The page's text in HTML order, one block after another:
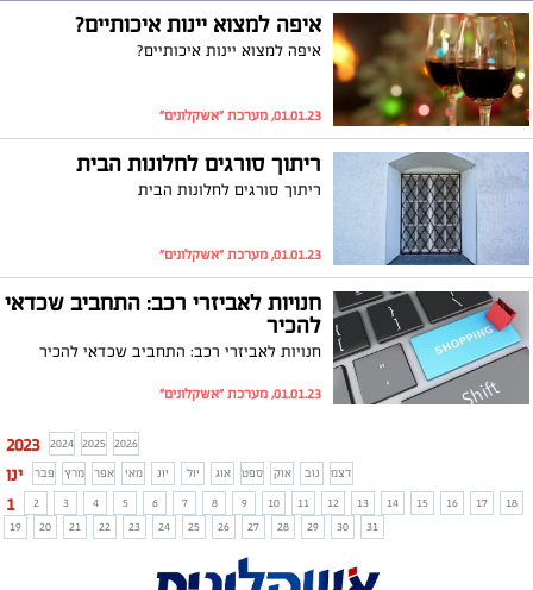
איפה למצוא יינות איכותיים?
איפה למצוא יינות איכותיים?
01.01.23, מערכת "אשקלונים"
ריתוך סורגים לחלונות הבית
ריתוך סורגים לחלונות הבית
01.01.23, מערכת "אשקלונים"
חנויות לאביזרי רכב: התחביב שכדאי
להכיר
חנויות לאביזרי רכב: התחביב שכדאי להכיר
01.01.23, מערכת "אשקלונים"
2023 2024 2025 2026
ינו פבר מרץ אפר מאי יונ יול אוג ספט אוק נוב דצמ
1 2 3 4 5 6 7 8 9 10 11 12 13 14 15 16 17
18
19
20 21 22 23 24 25 26 27 28 29 30 31